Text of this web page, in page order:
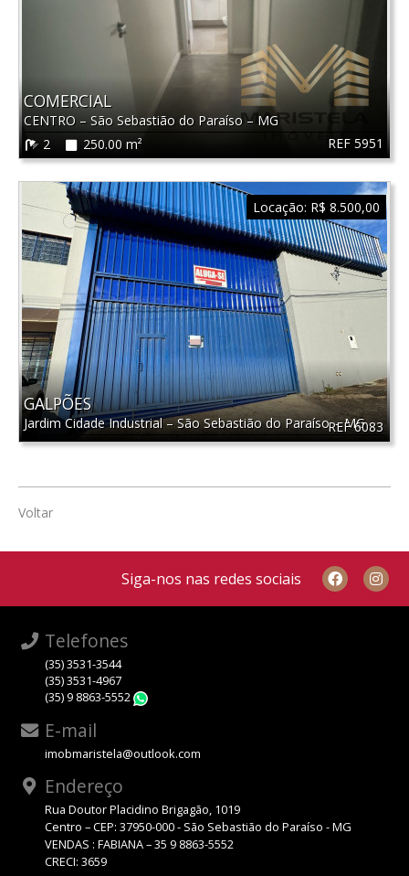
REF 5951
COMERCIAL
CENTRO – São Sebastião do Paraíso – MG
2
250.00 m²
REF 6083
GALPÕES
Jardim Cidade Industrial–São Sebastião do Paraíso–MG
Locação: R$ 8.500,00
Voltar
Siga-nos nas redes sociais
Telefones
(35) 3531-3544
(35) 3531-4967
(35) 9 8863-5552
E-mail
imobmaristela@outlook.com
Endereço
Rua Doutor Placidino Brigagão, 1019
Centro – CEP: 37950-000 - São Sebastião do Paraíso - MG
VENDAS : FABIANA – 35 9 8863-5552
CRECI: 3659